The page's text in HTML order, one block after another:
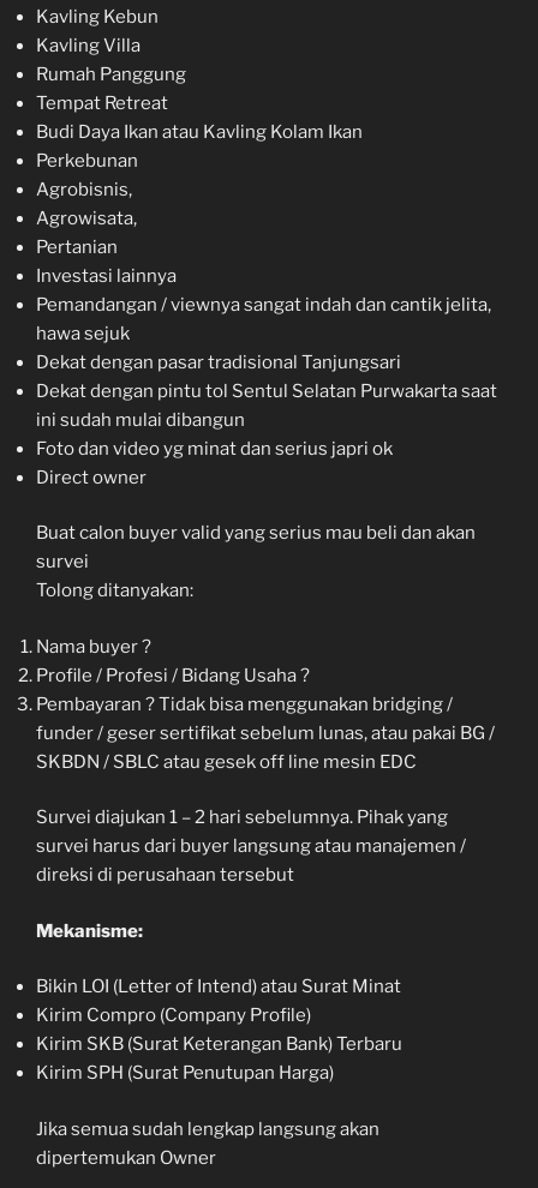
Kavling Kebun
Kavling Villa
Rumah Panggung
Tempat Retreat
Budi Daya Ikan atau Kavling Kolam Ikan
Perkebunan
Agrobisnis,
Agrowisata,
Pertanian
Investasi lainnya
Pemandangan / viewnya sangat indah dan cantik jelita,
hawa sejuk
Dekat dengan pasar tradisional Tanjungsari
Dekat dengan pintu tol Sentul Selatan Purwakarta saat
ini sudah mulai dibangun
Foto dan video yg minat dan serius japri ok
Direct owner
Buat calon buyer valid yang serius mau beli dan akan
survei
Tolong ditanyakan:
Nama buyer ?
Profile / Profesi / Bidang Usaha ?
Pembayaran ? Tidak bisa menggunakan bridging /
funder / geser sertifikat sebelum lunas, atau pakai BG /
SKBDN / SBLC atau gesek off line mesin EDC
Survei diajukan 1 – 2 hari sebelumnya. Pihak yang
survei harus dari buyer langsung atau manajemen /
direksi di perusahaan tersebut
Mekanisme:
Bikin LOI (Letter of Intend) atau Surat Minat
Kirim Compro (Company Profile)
Kirim SKB (Surat Keterangan Bank) Terbaru
Kirim SPH (Surat Penutupan Harga)
Jika semua sudah lengkap langsung akan
dipertemukan Owner